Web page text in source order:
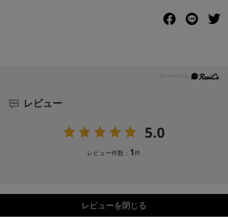
レビュー
5.0
レビュー件数： 1件
レビューを閉じる